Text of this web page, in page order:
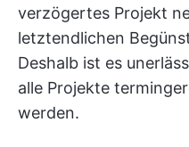
verzögertes Projekt
letztendlichen
Deshalb ist es
alle Projekte
werden.